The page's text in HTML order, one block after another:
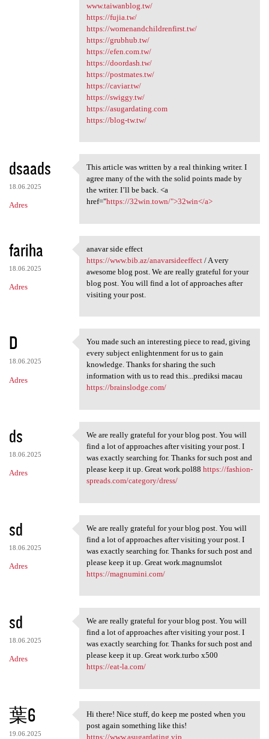
www.taiwanblog.tw/
https://fujia.tw/
https://womenandchildrenfirst.tw/
https://grubhub.tw/
https://efen.com.tw/
https://doordash.tw/
https://postmates.tw/
https://caviar.tw/
https://swiggy.tw/
https://asugardating.com
https://blog-tw.tw/
dsaads
18.06.2025
Adres
This article was written by a
This article was written by a real thinking writer. I
agree many of the with the solid points made by
the writer. I’ll be back. <a
href="https://32win.town/">32win</a>
fariha
18.06.2025
Adres
anavar side effect https:/
anavar side effect
https://www.bib.az/anavarsideeffect/ A very
awesome blog post. We are really grateful for your
blog post. You will find a lot of approaches after
visiting your post.
D
18.06.2025
Adres
You made such an interesting
You made such an interesting piece to read, giving
every subject enlightenment for us to gain
knowledge. Thanks for sharing the such
information with us to read this...prediksi macau
https://brainslodge.com/
ds
18.06.2025
Adres
We are really grateful for
We are really grateful for your blog post. You will
find a lot of approaches after visiting your post. I
was exactly searching for. Thanks for such post and
please keep it up. Great work.pol88 https://fashion-
spreads.com/category/dress/
sd
18.06.2025
Adres
We are really grateful for
We are really grateful for your blog post. You will
find a lot of approaches after visiting your post. I
was exactly searching for. Thanks for such post and
please keep it up. Great work.magnumslot
https://magnumini.com/
sd
18.06.2025
Adres
We are really grateful for
We are really grateful for your blog post. You will
find a lot of approaches after visiting your post. I
was exactly searching for. Thanks for such post and
please keep it up. Great work.turbo x500
https://eat-la.com/
葉6
19.06.2025
Hi there! Nice stuff, do keep
Hi there! Nice stuff, do keep me posted when you
post again something like this!
https://www.asugardating.vip